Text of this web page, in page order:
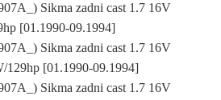
Sikma zadni cast 1.7 16V
[01.1990-09.1994]
Sikma zadni cast 1.7 16V
129hp [01.1990-09.1994]
Sikma zadni cast 1.7 16V